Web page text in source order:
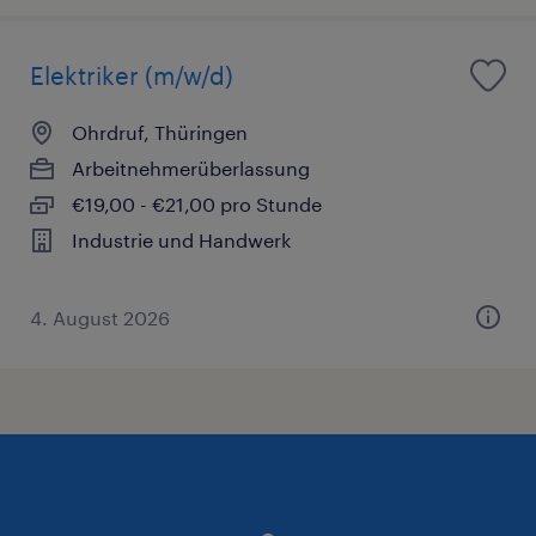
Elektriker (m/w/d)
Ohrdruf, Thüringen
Arbeitnehmerüberlassung
€19,00 - €21,00 pro Stunde
Industrie und Handwerk
4. August 2026